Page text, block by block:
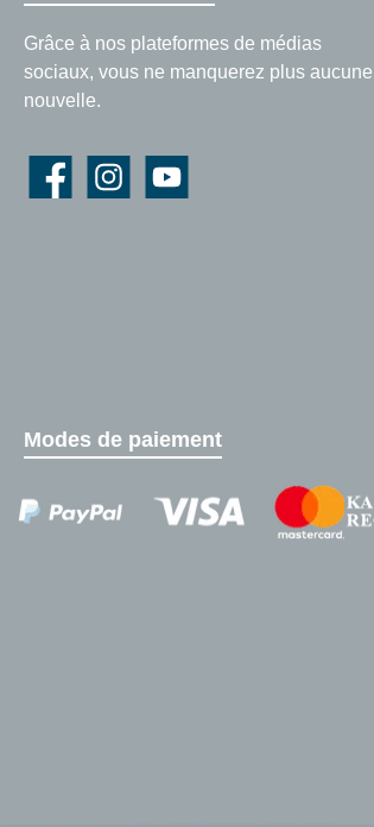
Grâce à nos plateformes de médias
sociaux, vous ne manquerez plus aucune
nouvelle.
FacebookInstagramYouTube
Modes de paiement
Zahlungsanbieter